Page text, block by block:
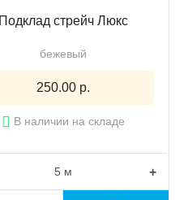
стрейч Люкс
бежевый
250.00 р.
В наличии на складе
+